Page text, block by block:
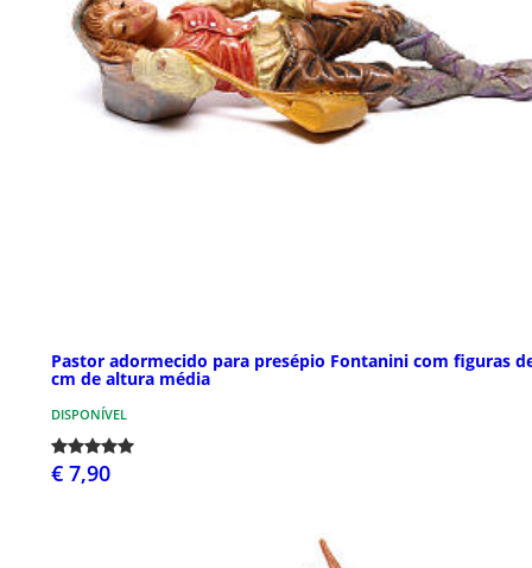
Pastor adormecido para presépio Fontanini com figuras
cm de altura média
DISPONÍVEL
€ 7,90